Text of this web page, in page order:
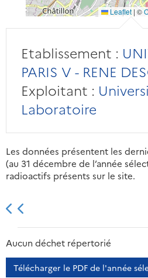
Leaflet | ©
Etablissement :
PARIS V - RENE
Exploitant :
Laboratoire
Les données présentent les
(au 31 décembre de l’année
radioactifs présents sur le site.
2013 2014
Aucun déchet répertorié
Télécharger le PDF de l'année